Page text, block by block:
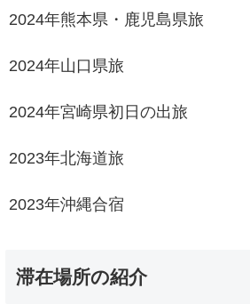
2024年熊本県・鹿児島県旅
2024年山口県旅
2024年宮崎県初日の出旅
2023年北海道旅
2023年沖縄合宿
滞在場所の紹介